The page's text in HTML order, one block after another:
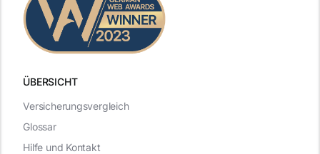
ÜBERSICHT
Versicherungsvergleich
Glossar
Hilfe und Kontakt